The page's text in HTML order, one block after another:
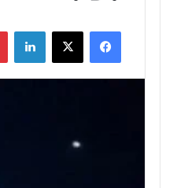
Facebook
X